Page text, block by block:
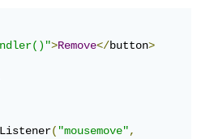
>Remove</button>
("mousemove",